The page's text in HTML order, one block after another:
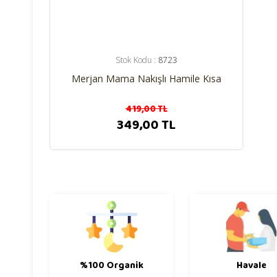
Stok Kodu : 8723
Merjan Mama Nakışlı Hamile Kısa
419,00 TL
349,00 TL
%100 Organik Havale